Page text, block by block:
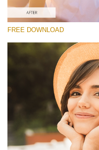
FREE DOWNLOAD